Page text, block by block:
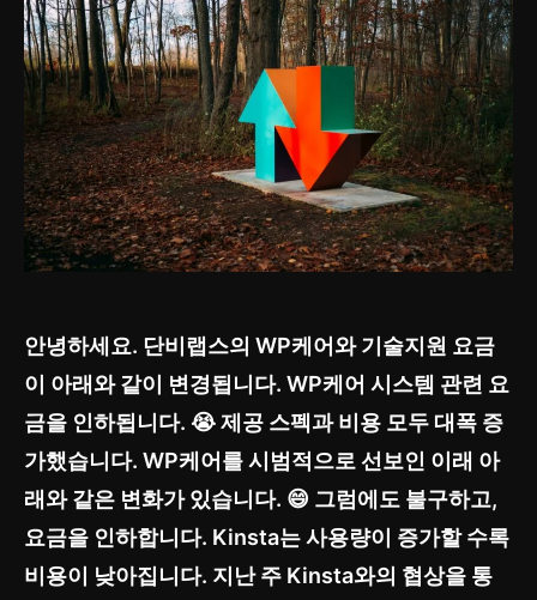
안녕하세요. 단비랩스의 WP케어와 기술지원 요금
이 아래와 같이 변경됩니다. WP케어 시스템 관련 요
금을 인하됩니다. 😭 제공 스펙과 비용 모두 대폭 증
가했습니다. WP케어를 시범적으로 선보인 이래 아
래와 같은 변화가 있습니다. 😄 그럼에도 불구하고,
요금을 인하합니다. Kinsta는 사용량이 증가할 수록
비용이 낮아집니다. 지난 주 Kinsta와의 협상을 통